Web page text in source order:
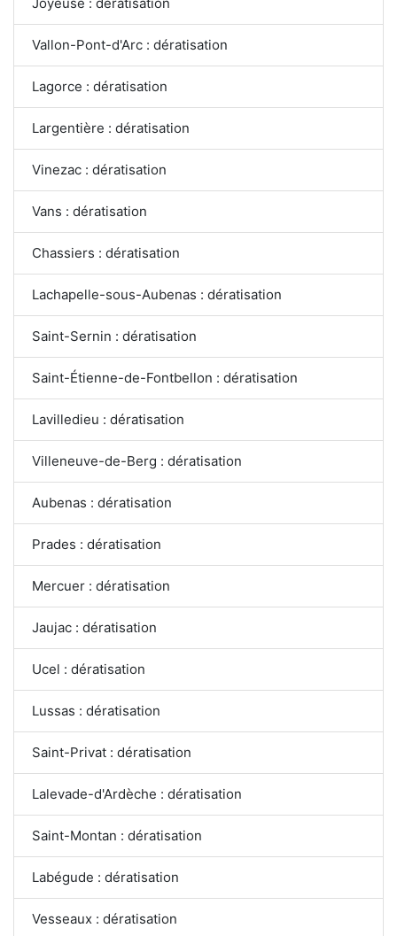
Vallon-Pont-d'Arc : dératisation
Lagorce : dératisation
Largentière : dératisation
Vinezac : dératisation
Vans : dératisation
Chassiers : dératisation
Lachapelle-sous-Aubenas : dératisation
Saint-Sernin : dératisation
Saint-Étienne-de-Fontbellon : dératisation
Lavilledieu : dératisation
Villeneuve-de-Berg : dératisation
Aubenas : dératisation
Prades : dératisation
Mercuer : dératisation
Jaujac : dératisation
Ucel : dératisation
Lussas : dératisation
Saint-Privat : dératisation
Lalevade-d'Ardèche : dératisation
Saint-Montan : dératisation
Labégude : dératisation
Vesseaux : dératisation